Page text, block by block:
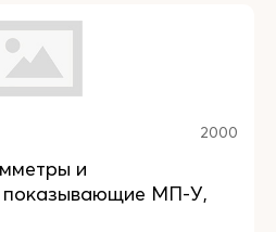
2000
и
показывающие МП-У,